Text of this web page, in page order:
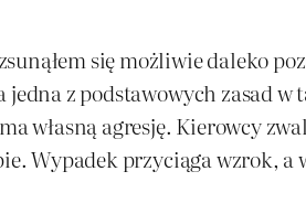
się możliwie daleko
z podstawowych zasad w
własną agresję. Kierowcy
Wypadek przyciąga wzrok, a